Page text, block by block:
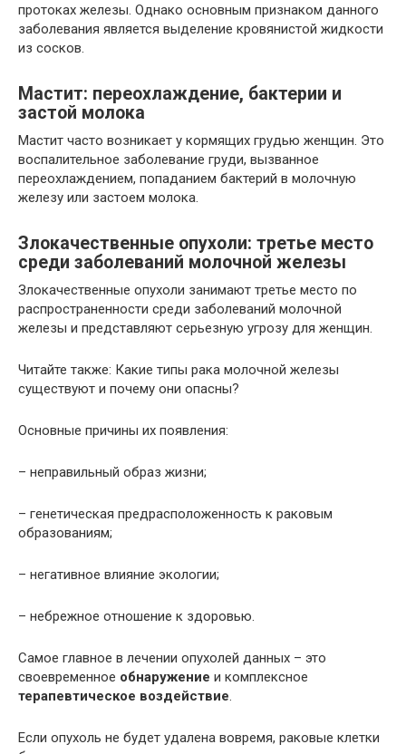
протоках железы. Однако основным признаком данного
заболевания является выделение кровянистой жидкости
из сосков.
Мастит: переохлаждение, бактерии и
застой молока
Мастит часто возникает у кормящих грудью женщин. Это
воспалительное заболевание груди, вызванное
переохлаждением, попаданием бактерий в молочную
железу или застоем молока.
Злокачественные опухоли: третье место
среди заболеваний молочной железы
Злокачественные опухоли занимают третье место по
распространенности среди заболеваний молочной
железы и представляют серьезную угрозу для женщин.
Читайте также: Какие типы рака молочной железы
существуют и почему они опасны?
Основные причины их появления:
– неправильный образ жизни;
– генетическая предрасположенность к раковым
образованиям;
– негативное влияние экологии;
– небрежное отношение к здоровью.
Самое главное в лечении опухолей данных – это
своевременное обнаружение и комплексное
терапевтическое воздействие.
Если опухоль не будет удалена вовремя, раковые клетки